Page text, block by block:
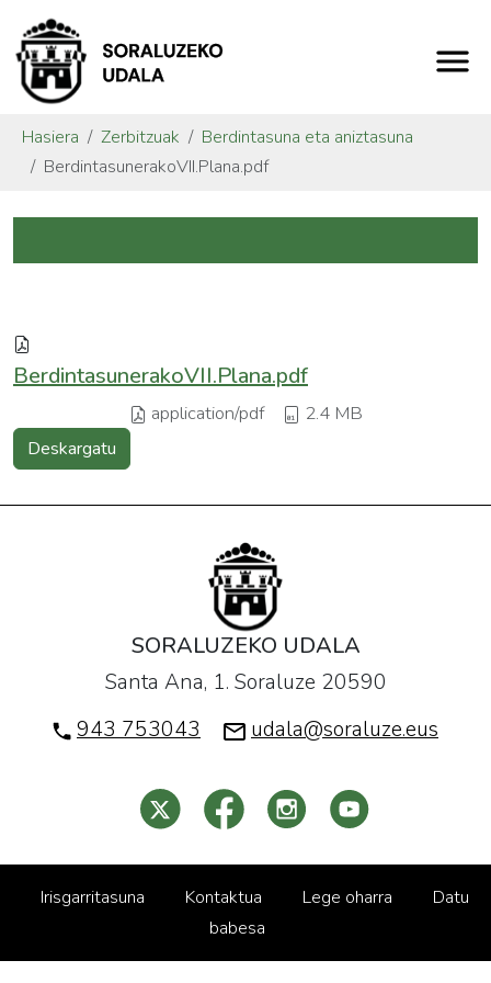
Hasiera Zerbitzuak
Berdintasuna eta aniztasuna
BerdintasunerakoVII.Plana.pdf
BerdintasunerakoVII.Plana.pdf
application/pdf 2.4 MB
Deskargatu
SORALUZEKO UDALA
Santa Ana, 1. Soraluze 20590
943 753043
udala@soraluze.eus
Irisgarritasuna Kontaktua Lege oharra
Datu
babesa